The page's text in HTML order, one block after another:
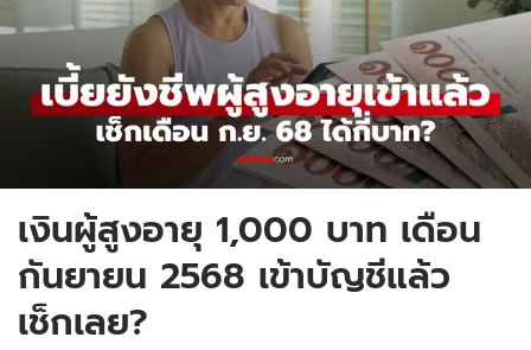
เงินผู้สูงอายุ 1,000 บาท เดือน
กันยายน 2568 เข้าบัญชีแล้ว
เช็กเลย?